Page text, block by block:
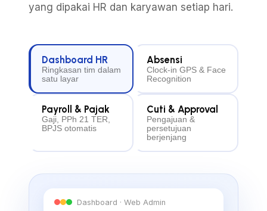
yang dipakai HR dan karyawan setiap hari.
Dashboard HR
Ringkasan tim dalam
satu layar
Absensi
Clock-in GPS & Face
Recognition
Payroll & Pajak
Gaji, PPh 21 TER,
BPJS otomatis
Cuti & Approval
Pengajuan &
persetujuan
berjenjang
Dashboard · Web Admin